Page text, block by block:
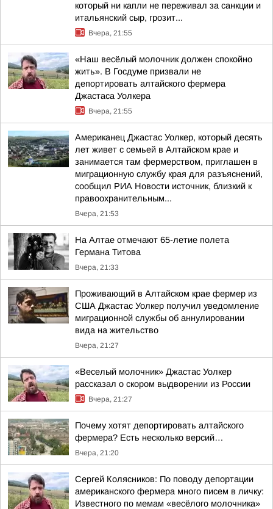
который ни капли не переживал за санкции и
итальянский сыр, грозит...
Вчера, 21:55
«Наш весёлый молочник должен спокойно
жить». В Госдуме призвали не
депортировать алтайского фермера
Джастаса Уолкера
Вчера, 21:55
Американец Джастас Уолкер, который десять
лет живет с семьей в Алтайском крае и
занимается там фермерством, приглашен в
миграционную службу края для разъяснений,
сообщил РИА Новости источник, близкий к
правоохранительным...
Вчера, 21:53
На Алтае отмечают 65-летие полета
Германа Титова
Вчера, 21:33
Проживающий в Алтайском крае фермер из
США Джастас Уолкер получил уведомление
миграционной службы об аннулировании
вида на жительство
Вчера, 21:27
«Веселый молочник» Джастас Уолкер
рассказал о скором выдворении из России
Вчера, 21:27
Почему хотят депортировать алтайского
фермера? Есть несколько версий…
Вчера, 21:20
Сергей Колясников: По поводу депортации
американского фермера много писем в личку:
Известного по мемам «весёлого молочника»